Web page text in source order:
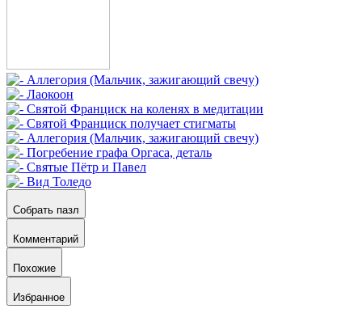
Собрать пазл
Комментарий
Похожие
Избранное